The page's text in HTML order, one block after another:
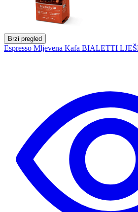
Brzi pregled
Espresso Mljevena Kafa BIALETTI